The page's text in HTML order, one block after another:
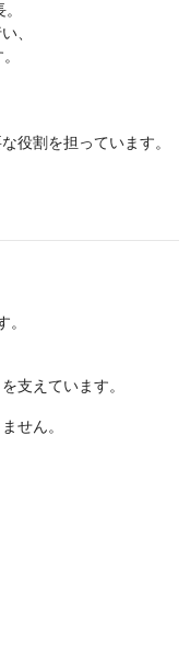
、
役割を担っています。
支えています。
せん。